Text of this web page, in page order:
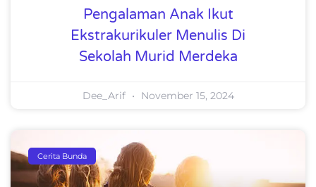
Pengalaman Anak Ikut
Ekstrakurikuler Menulis Di
Sekolah Murid Merdeka
Dee_Arif November 15, 2024
Cerita Bunda